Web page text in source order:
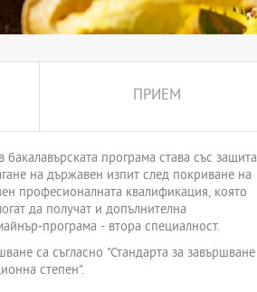
ПРИЕМ
програма става със защита
на държавен изпит след покриване на
професионалната квалификация, която
да получат и допълнителна
програма - втора специалност.
са съгласно "Стандарта за завършване
степен".